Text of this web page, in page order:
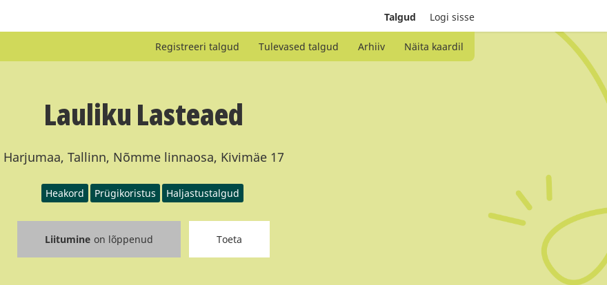
Talgud Logi sisse
Registreeri talgud Tulevased talgud Arhiiv Näita kaardil
Lauliku Lasteaed
Harjumaa, Tallinn, Nõmme linnaosa, Kivimäe 17
Heakord Prügikoristus Haljastustalgud
Liitumine on lõppenud Toeta